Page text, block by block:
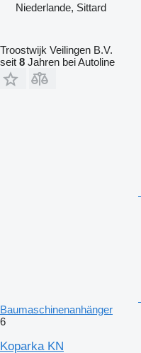
Niederlande, Sittard
Troostwijk Veilingen B.V.
seit 8 Jahren bei Autoline
Baumaschinenanhänger
6
Koparka KN